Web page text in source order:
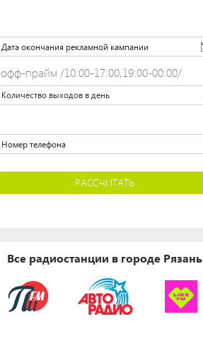
офф-прайм /10:00-17:00,19:00-00:00/
Количество выходов в день
РАССЧИТАТЬ
Все радиостанции в городе Рязань